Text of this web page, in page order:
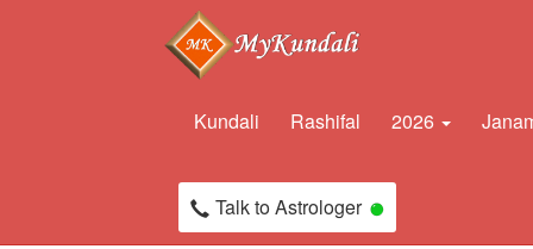
Kundali Rashifal 2026
Talk to Astrologer